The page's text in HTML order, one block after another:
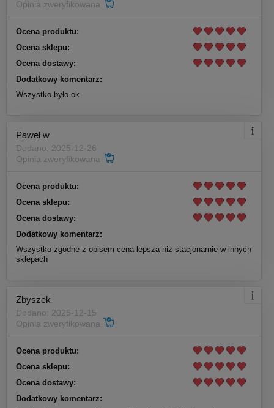
Opinia zweryfikowana
Ocena produktu:
Ocena sklepu:
Ocena dostawy:
Dodatkowy komentarz:
Wszystko było ok
Paweł w
Dodano: 2025-12-26
Opinia zweryfikowana
Ocena produktu:
Ocena sklepu:
Ocena dostawy:
Dodatkowy komentarz:
Wszystko zgodne z opisem cena lepsza niż stacjonarnie w innych
sklepach
Zbyszek
Dodano: 2025-12-15
Opinia zweryfikowana
Ocena produktu:
Ocena sklepu:
Ocena dostawy:
Dodatkowy komentarz: